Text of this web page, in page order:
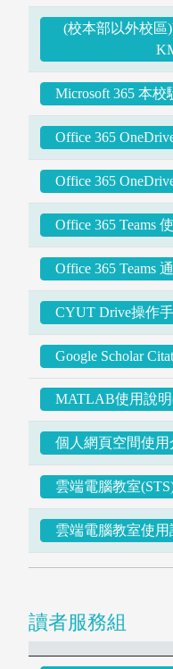
(校本部以外校區
Microsoft 365 本
Office 365
Office 365
Office 365 Teams
Office 365 Teams
CYUT Drive操作
Google Scholar
MATLAB使用說
個人網頁空間使用
雲端電腦教室
雲端電腦教室使用
讀者服務組